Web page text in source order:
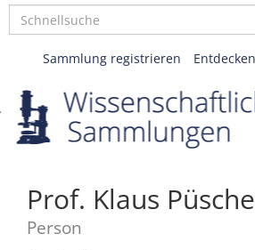
Entdecken
Sammlung registrieren
Prof. Klaus
Person